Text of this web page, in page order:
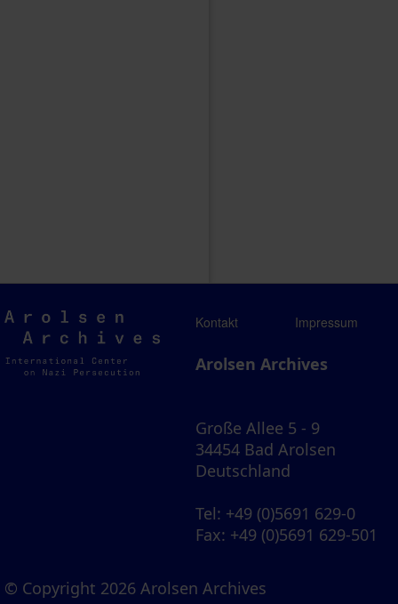
Arolsen
Archives
Kontakt Impressum
Arolsen Archives
Große Allee 5 - 9
34454 Bad Arolsen
Deutschland
Tel: +49 (0)5691 629-0
Fax: +49 (0)5691 629-501
© Copyright 2026 Arolsen Archives